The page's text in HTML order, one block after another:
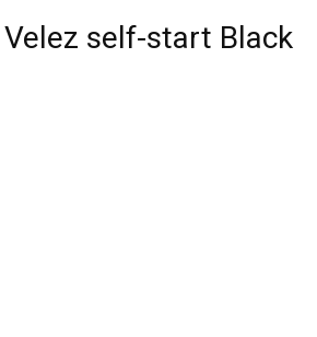
self-start Black